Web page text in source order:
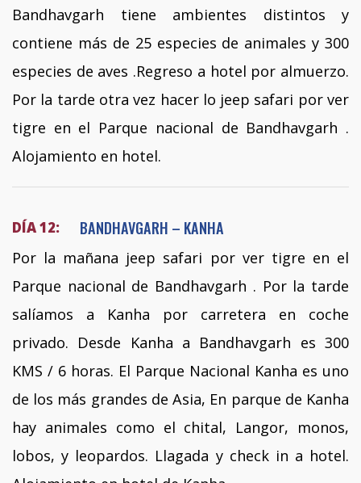
Bandhavgarh tiene ambientes distintos y
contiene más de 25 especies de animales y 300
especies de aves .Regreso a hotel por almuerzo.
Por la tarde otra vez hacer lo jeep safari por ver
tigre en el Parque nacional de Bandhavgarh .
Alojamiento en hotel.
DÍA 12: BANDHAVGARH – KANHA
Por la mañana jeep safari por ver tigre en el
Parque nacional de Bandhavgarh . Por la tarde
salíamos a Kanha por carretera en coche
privado. Desde Kanha a Bandhavgarh es 300
KMS / 6 horas. El Parque Nacional Kanha es uno
de los más grandes de Asia, En parque de Kanha
hay animales como el chital, Langor, monos,
lobos, y leopardos. Llagada y check in a hotel.